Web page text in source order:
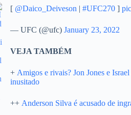
[ @Daico_Deiveson #UFC270 ]
— UFC (@ufc) January 23, 2022
VEJA TAMBÉM
+ Amigos e rivais? Jon Jones e
inusitado
++ Anderson Silva é acusado de